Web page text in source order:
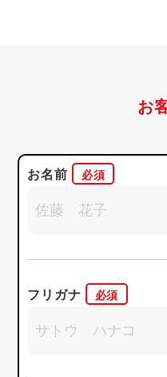
お
お名前
フリガナ